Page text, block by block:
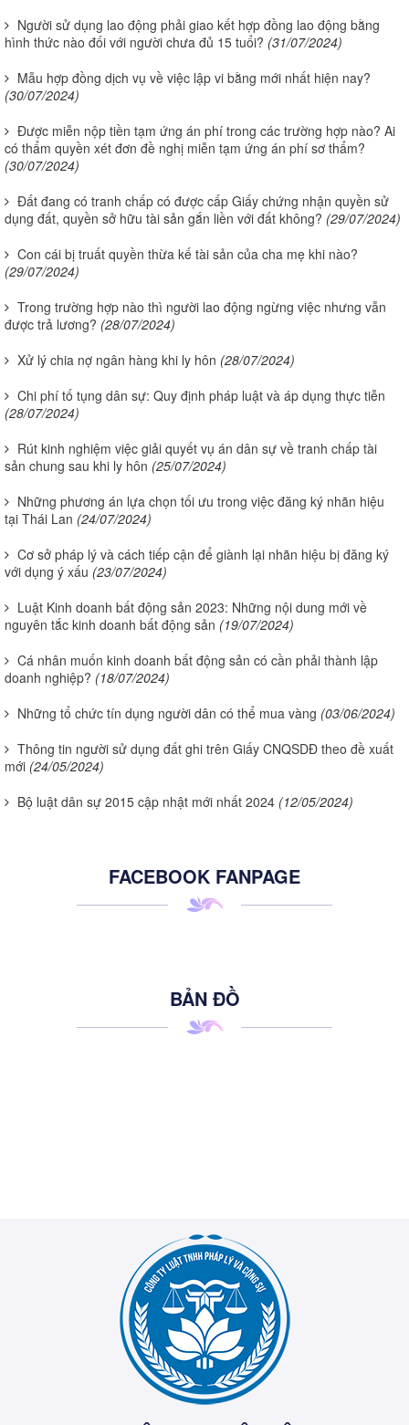
Người sử dụng lao động phải giao kết hợp đồng lao động bằng
hình thức nào đối với người chưa đủ 15 tuổi? (31/07/2024)
Mẫu hợp đồng dịch vụ về việc lập vi bằng mới nhất hiện nay?
(30/07/2024)
Được miễn nộp tiền tạm ứng án phí trong các trường hợp nào? Ai
có thẩm quyền xét đơn đề nghị miễn tạm ứng án phí sơ thẩm?
(30/07/2024)
Đất đang có tranh chấp có được cấp Giấy chứng nhận quyền sử
dụng đất, quyền sở hữu tài sản gắn liền với đất không? (29/07/2024)
Con cái bị truất quyền thừa kế tài sản của cha mẹ khi nào?
(29/07/2024)
Trong trường hợp nào thì người lao động ngừng việc nhưng vẫn
được trả lương? (28/07/2024)
Xử lý chia nợ ngân hàng khi ly hôn (28/07/2024)
Chi phí tố tụng dân sự: Quy định pháp luật và áp dụng thực tiễn
(28/07/2024)
Rút kinh nghiệm việc giải quyết vụ án dân sự về tranh chấp tài
sản chung sau khi ly hôn (25/07/2024)
Những phương án lựa chọn tối ưu trong việc đăng ký nhãn hiệu
tại Thái Lan (24/07/2024)
Cơ sở pháp lý và cách tiếp cận để giành lại nhãn hiệu bị đăng ký
với dụng ý xấu (23/07/2024)
Luật Kinh doanh bất động sản 2023: Những nội dung mới về
nguyên tắc kinh doanh bất động sản (19/07/2024)
Cá nhân muốn kinh doanh bất động sản có cần phải thành lập
doanh nghiệp? (18/07/2024)
Những tổ chức tín dụng người dân có thể mua vàng (03/06/2024)
Thông tin người sử dụng đất ghi trên Giấy CNQSDĐ theo đề xuất
mới (24/05/2024)
Bộ luật dân sự 2015 cập nhật mới nhất 2024 (12/05/2024)
FACEBOOK FANPAGE
BẢN ĐỒ